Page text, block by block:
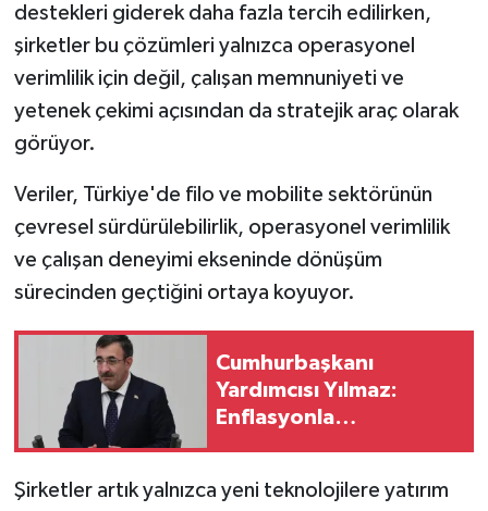
destekleri giderek daha fazla tercih edilirken,
şirketler bu çözümleri yalnızca operasyonel
verimlilik için değil, çalışan memnuniyeti ve
yetenek çekimi açısından da stratejik araç olarak
görüyor.
Veriler, Türkiye'de filo ve mobilite sektörünün
çevresel sürdürülebilirlik, operasyonel verimlilik
ve çalışan deneyimi ekseninde dönüşüm
sürecinden geçtiğini ortaya koyuyor.
Cumhurbaşkanı
Yardımcısı Yılmaz:
Enflasyonla
Şirketler artık yalnızca yeni teknolojilere yatırım